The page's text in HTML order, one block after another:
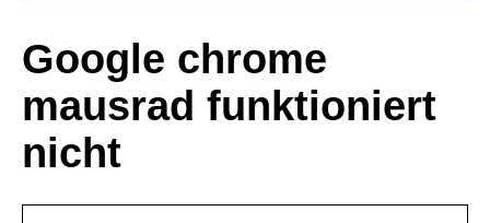
Google chrome
mausrad funktioniert
nicht